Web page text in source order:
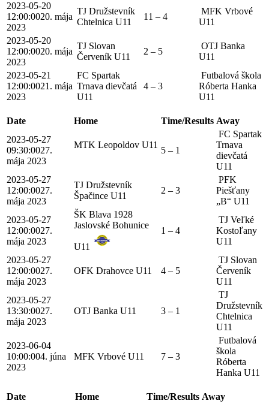
2023-05-20
12:00:0020. mája
2023
TJ Družstevník
Chtelnica U11
11 – 4
MFK Vrbové
U11
2023-05-20
12:00:0020. mája
2023
TJ Slovan
Červeník U11
2 – 5
OTJ Banka
U11
2023-05-21
12:00:0021. mája
2023
FC Spartak
Trnava dievčatá
U11
4 – 3
Futbalová škola
Róberta Hanka
U11
Date Home Time/Results Away
2023-05-27
09:30:0027.
mája 2023
MTK Leopoldov U11
5 – 1
FC Spartak
Trnava
dievčatá
U11
2023-05-27
12:00:0027.
mája 2023
TJ Družstevník
Špačince U11
2 – 3
PFK
Piešťany
„B“ U11
2023-05-27
12:00:0027.
mája 2023
ŠK Blava 1928
Jaslovské Bohunice
U11
1 – 4
TJ Veľké
Kostoľany
U11
2023-05-27
12:00:0027.
mája 2023
OFK Drahovce U11 4 – 5
TJ Slovan
Červeník
U11
2023-05-27
13:30:0027.
mája 2023
OTJ Banka U11 3 – 1
TJ
Družstevník
Chtelnica
U11
2023-06-04
10:00:004. júna
2023
MFK Vrbové U11 7 – 3
Futbalová
škola
Róberta
Hanka U11
Date Home Time/Results Away